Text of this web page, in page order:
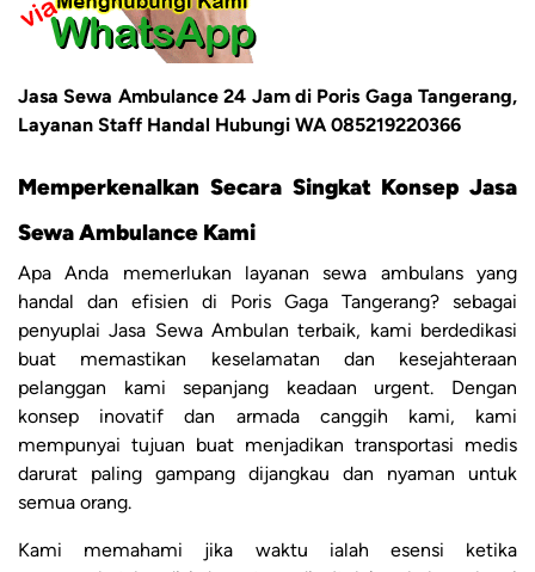
Jasa Sewa Ambulance 24 Jam di Poris Gaga Tangerang,
Layanan Staff Handal Hubungi WA 085219220366
Memperkenalkan Secara Singkat Konsep Jasa
Sewa Ambulance Kami
Apa Anda memerlukan layanan sewa ambulans yang
handal dan efisien di Poris Gaga Tangerang? sebagai
penyuplai Jasa Sewa Ambulan terbaik, kami berdedikasi
buat memastikan keselamatan dan kesejahteraan
pelanggan kami sepanjang keadaan urgent. Dengan
konsep inovatif dan armada canggih kami, kami
mempunyai tujuan buat menjadikan transportasi medis
darurat paling gampang dijangkau dan nyaman untuk
semua orang.
Kami memahami jika waktu ialah esensi ketika